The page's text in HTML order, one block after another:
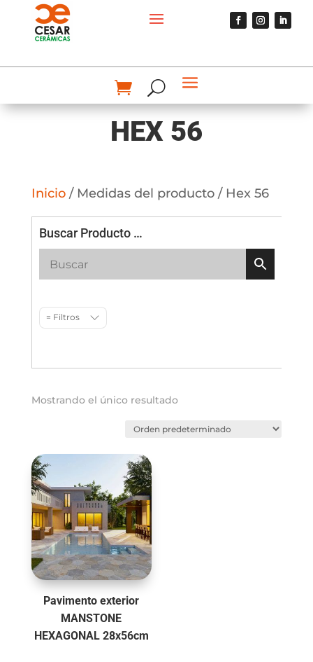
HEX 56
Inicio/ Medidas del producto / Hex 56
Buscar Producto …
= Filtros
Mostrando el único resultado
Pavimento exterior
MANSTONE
HEXAGONAL 28x56cm